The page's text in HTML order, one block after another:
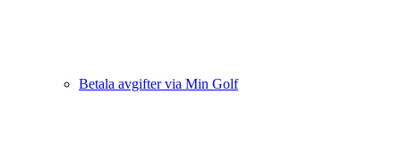
Betala avgifter via Min Golf